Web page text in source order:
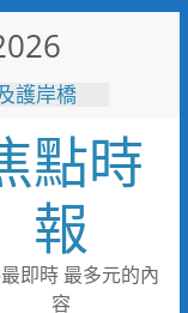
縣獨居
護岸橋
水問題
時尚廣
狂優惠
！彰化市
佳偶
率議員團
點時
報
即時 最多元的內
容